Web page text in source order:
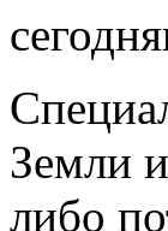
Земли
либо